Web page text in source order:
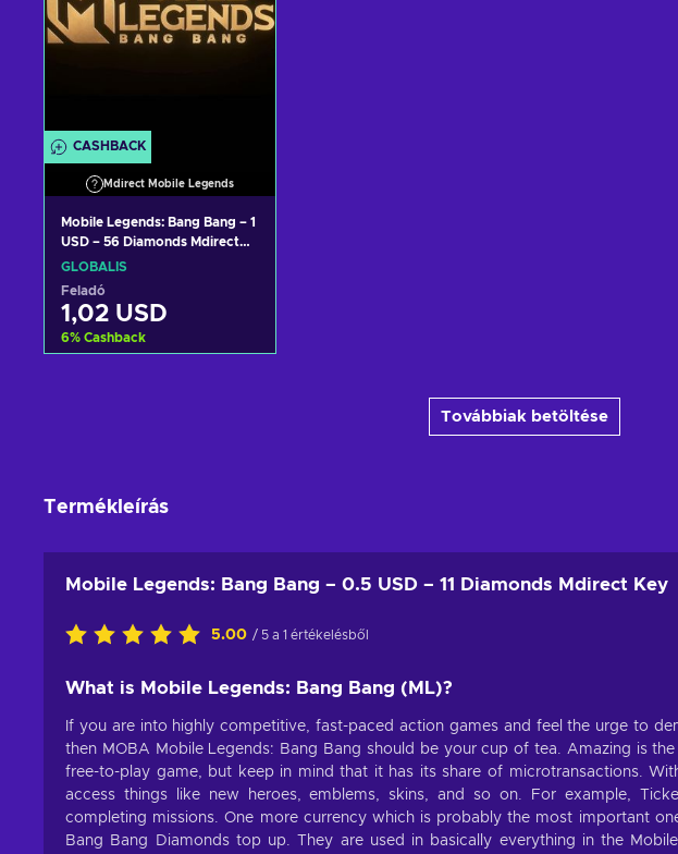
CASHBACK
Mdirect Mobile Legends
Mobile Legends: Bang Bang – 1
USD – 56 Diamonds Mdirect
Key GLOBAL
GLOBÁLIS
Feladó
1,02 USD
6% Cashback
Továbbiak betöltése
Termékleírás
Mobile Legends: Bang Bang – 0.5 USD – 11 Diamonds Mdirect Key
5.00 / 5 a 1 értékelésből
What is Mobile Legends: Bang Bang (ML)?
If you are into highly competitive, fast-paced action games and feel the urge to
then MOBA Mobile Legends: Bang Bang should be your cup of tea. Amazing is
free-to-play game, but keep in mind that it has its share of microtransactions.
access things like new heroes, emblems, skins, and so on. For example,
completing missions. One more currency which is probably the most important
Bang Bang Diamonds top up. They are used in basically everything in the